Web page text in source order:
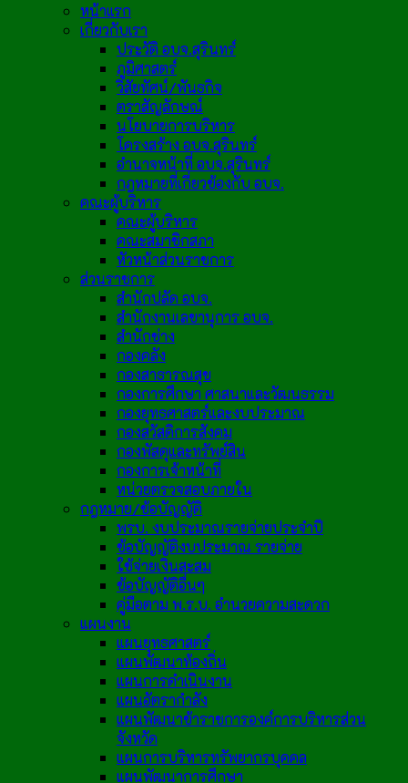
หน้าแรก
เกี่ยวกับเรา
ประวัติ อบจ.สุรินทร์
ภูมิศาสตร์
วิสัยทัศน์/พันธกิจ
ตราสัญลักษณ์
นโยบายการบริหาร
โครงสร้าง อบจ.สุรินทร์
อำนาจหน้าที่ อบจ.สุรินทร์
กฎหมายที่เกี่ยวข้องกับ อบจ.
คณะผู้บริหาร
คณะผู้บริหาร
คณะสมาชิกสภา
หัวหน้าส่วนราชการ
ส่วนราชการ
สำนักปลัด อบจ.
สำนักงานเลขานุการ อบจ.
สำนักช่าง
กองคลัง
กองสาธารณสุข
กองการศึกษา ศาสนาและวัฒนธรรม
กองยุทธศาสตร์และงบประมาณ
กองสวัสดิการสังคม
กองพัสดุและทรัพย์สิน
กองการเจ้าหน้าที่
หน่วยตรวจสอบภายใน
กฎหมาย/ข้อบัญญัติ
พรบ. งบประมาณรายจ่ายประจำปี
ข้อบัญญัติงบประมาณ รายจ่าย
ใช้จ่ายเงินสะสม
ข้อบัญญัติอื่นๆ
คู่มือตาม พ.ร.บ. อำนวยความสะดวก
แผนงาน
แผนยุทธศาสตร์
แผนพัฒนาท้องถิ่น
แผนการดำเนินงาน
แผนอัตรากำลัง
แผนพัฒนาข้าราชการองค์การบริหารส่วน
จังหวัด
แผนการบริหารทรัพยากรบุคคล
แผนพัฒนาการศึกษา